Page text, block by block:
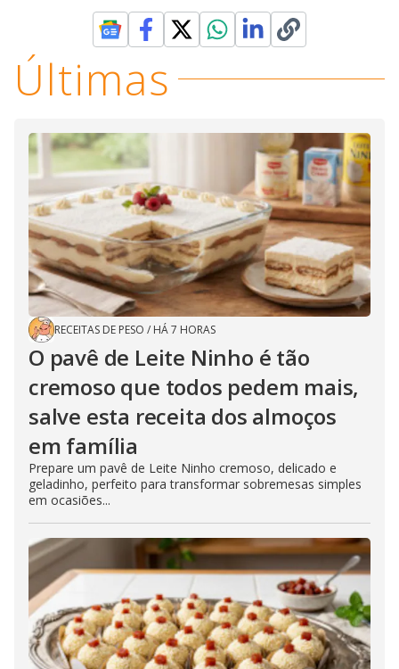
Últimas
RECEITAS DE PESO / HÁ 7 HORAS
O pavê de Leite Ninho é tão
cremoso que todos pedem mais,
salve esta receita dos almoços
em família
Prepare um pavê de Leite Ninho cremoso, delicado e
geladinho, perfeito para transformar sobremesas simples
em ocasiões...